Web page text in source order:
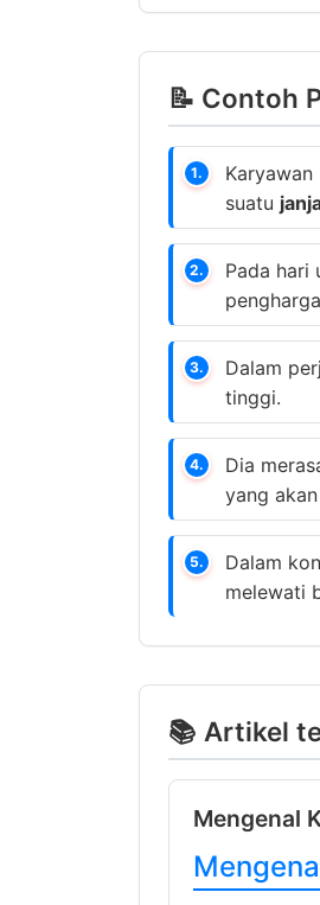
📝 Contoh
1.
suatu
2. Pada hari
3. Dalam
tinggi.
4. Dia
yang
5. Dalam
melewati
📚 Artikel
Mengenal